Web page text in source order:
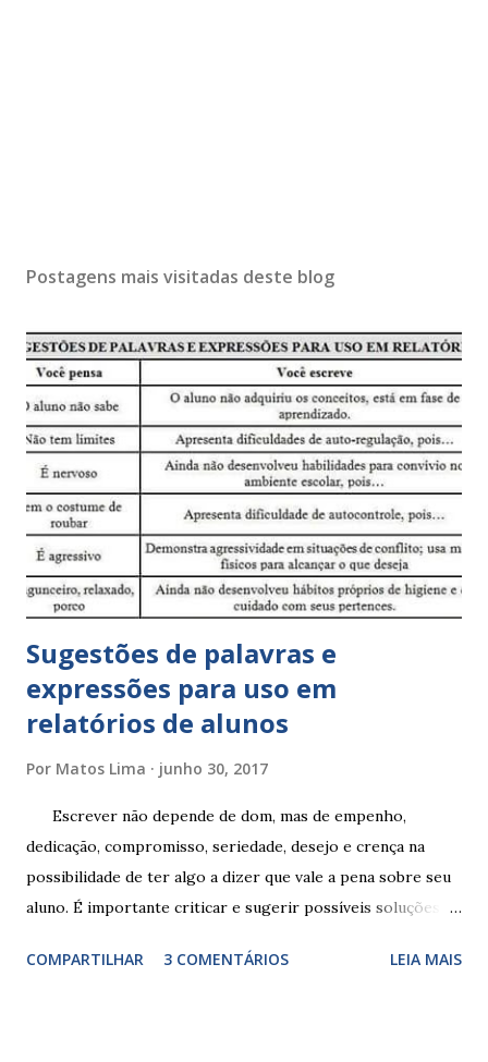
Postagens mais visitadas deste blog
Sugestões de palavras e
expressões para uso em
relatórios de alunos
Por Matos Lima junho 30, 2017
Escrever não depende de dom, mas de empenho,
dedicação, compromisso, seriedade, desejo e crença na
possibilidade de ter algo a dizer que vale a pena sobre seu
aluno. É importante criticar e sugerir possíveis soluções.
exercitação. E encontrar a melhor maneira de expressar o
COMPARTILHAR 3 COMENTÁRIOS LEIA MAIS